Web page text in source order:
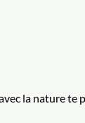
la nature te